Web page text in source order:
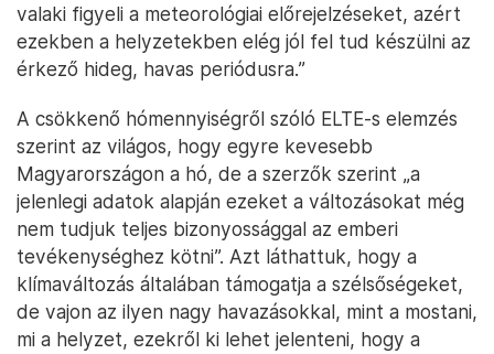
valaki figyeli a meteorológiai előrejelzéseket, azért
ezekben a helyzetekben elég jól fel tud készülni az
érkező hideg, havas periódusra.”
A csökkenő hómennyiségről szóló ELTE-s elemzés
szerint az világos, hogy egyre kevesebb
Magyarországon a hó, de a szerzők szerint „a
jelenlegi adatok alapján ezeket a változásokat még
nem tudjuk teljes bizonyossággal az emberi
tevékenységhez kötni”. Azt láthattuk, hogy a
klímaváltozás általában támogatja a szélsőségeket,
de vajon az ilyen nagy havazásokkal, mint a mostani,
mi a helyzet, ezekről ki lehet jelenteni, hogy a